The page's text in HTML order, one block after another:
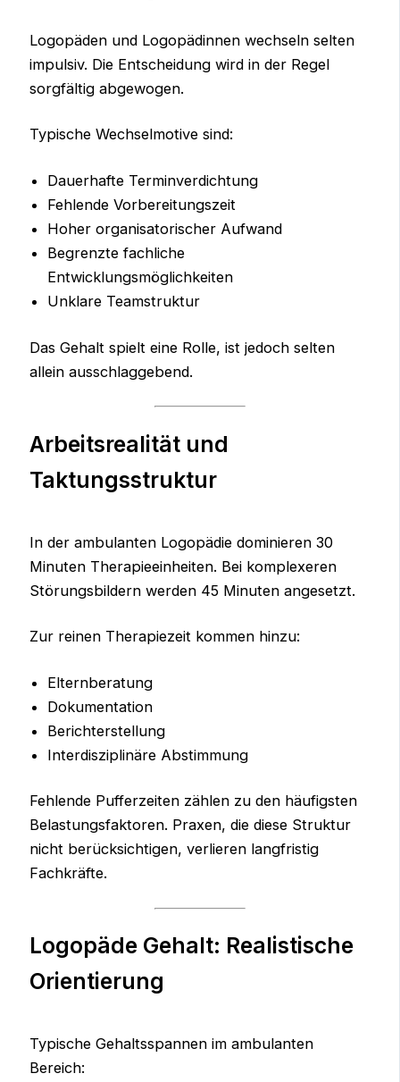
Logopäden und Logopädinnen wechseln selten
impulsiv. Die Entscheidung wird in der Regel
sorgfältig abgewogen.
Typische Wechselmotive sind:
Dauerhafte Terminverdichtung
Fehlende Vorbereitungszeit
Hoher organisatorischer Aufwand
Begrenzte fachliche
Entwicklungsmöglichkeiten
Unklare Teamstruktur
Das Gehalt spielt eine Rolle, ist jedoch selten
allein ausschlaggebend.
Arbeitsrealität und
Taktungsstruktur
In der ambulanten Logopädie dominieren 30
Minuten Therapieeinheiten. Bei komplexeren
Störungsbildern werden 45 Minuten angesetzt.
Zur reinen Therapiezeit kommen hinzu:
Elternberatung
Dokumentation
Berichterstellung
Interdisziplinäre Abstimmung
Fehlende Pufferzeiten zählen zu den häufigsten
Belastungsfaktoren. Praxen, die diese Struktur
nicht berücksichtigen, verlieren langfristig
Fachkräfte.
Logopäde Gehalt: Realistische
Orientierung
Typische Gehaltsspannen im ambulanten
Bereich: